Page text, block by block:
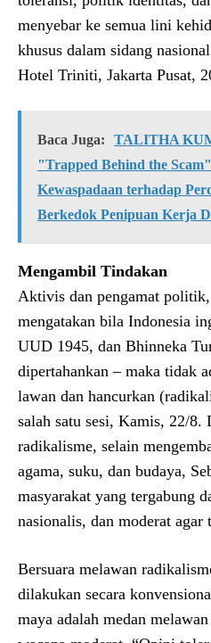
menyebar ke semua lini
khusus dalam sidang
Hotel Triniti, Jakarta Pusat,
Baca Juga:
TALITHA
"Trapped Behind the
Kewaspadaan terhadap
Berkedok Penipuan Kerja
Mengambil Tindakan
Aktivis dan pengamat politik,
mengatakan bila Indonesia
UUD 1945, dan Bhinneka
dipertahankan – maka tidak
lawan dan hancurkan
salah satu sesi, Kamis, 22/8.
radikalisme, selain
agama, suku, dan budaya,
masyarakat yang tergabung
nasionalis, dan moderat agar
Bersuara melawan
dilakukan secara
maya adalah medan